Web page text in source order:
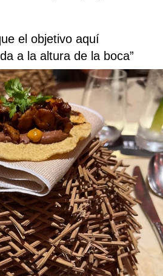
el objetivo aquí
a la altura de la boca”